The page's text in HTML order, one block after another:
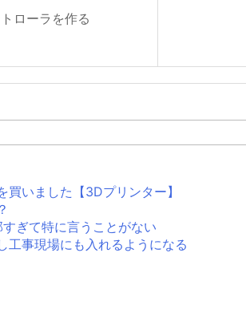
ローラを作る
いました【3Dプリンター】
ぎて特に言うことがない
工事現場にも入れるようになる